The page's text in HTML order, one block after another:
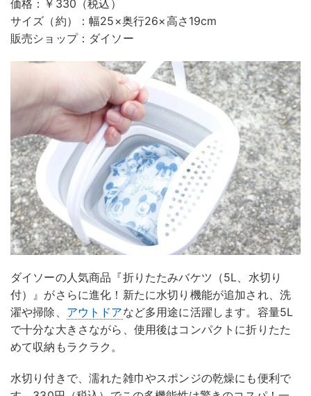
価格：￥330（税込）
サイズ（約）：幅25×奥行26×高さ19cm
販売ショップ：ダイソー
ダイソーの人気商品『折りたたみバケツ（5L、水切り
付）』がさらに進化！新たに水切り機能が追加され、洗
濯や掃除、 アウトドアなど多用途に活躍します。容量5L
で十分な大きさながら、使用後はコンパクトに折りたた
めて収納もラクラク。
水切り付きで、濡れた雑巾やスポンジの乾燥にも便利で